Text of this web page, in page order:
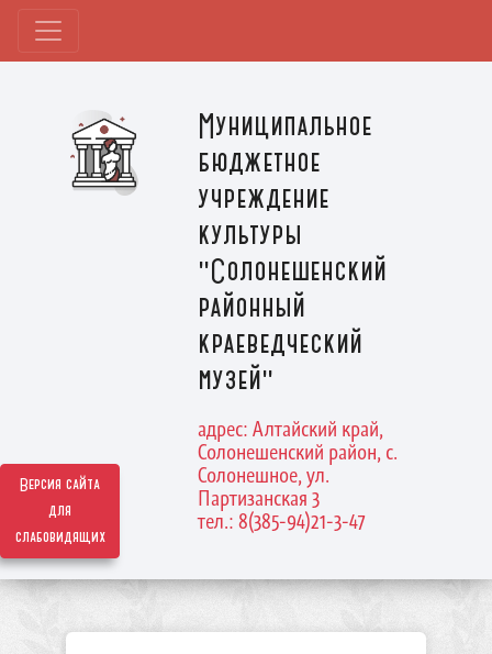
Версия сайта
для
слабовидящих
Муниципальное
бюджетное
учреждение
культуры
"Солонешенский
районный
краеведческий
музей"
адрес: Алтайский край,
Солонешенский район, с.
Солонешное, ул.
Партизанская 3
тел.: 8(385-94)21-3-47